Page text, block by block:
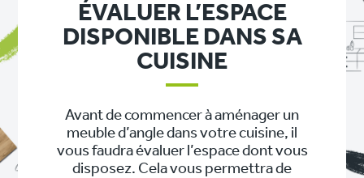
ÉVALUER L’ESPACE
DISPONIBLE DANS SA
CUISINE
Avant de commencer à aménager un
meuble d’angle dans votre cuisine, il
vous faudra évaluer l’espace dont vous
disposez. Cela vous permettra de